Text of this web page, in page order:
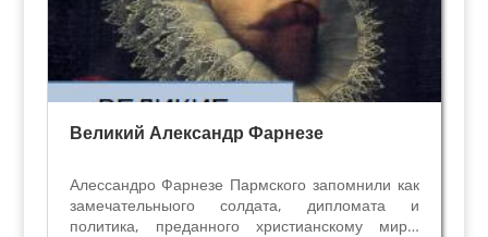
Великий Александр Фарнезе
Алессандро Фарнезе Пармского запомнили как
замечательныого солдата, дипломата и
политика, преданного христианскому миру,